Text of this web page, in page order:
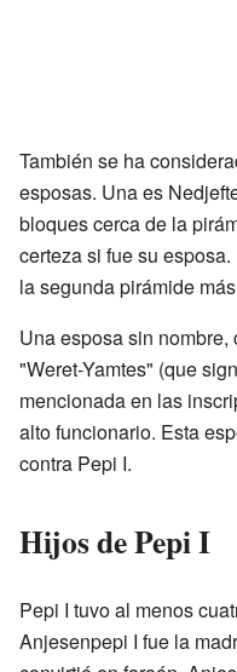
También se ha
esposas. Una es
bloques cerca de la
certeza si fue su
la segunda pirámide
Una esposa sin
"Weret-Yamtes" (que
mencionada en las
alto funcionario. Esta
contra Pepi I.
Hijos de Pepi I
Pepi I tuvo al menos
Anjesenpepi I fue la